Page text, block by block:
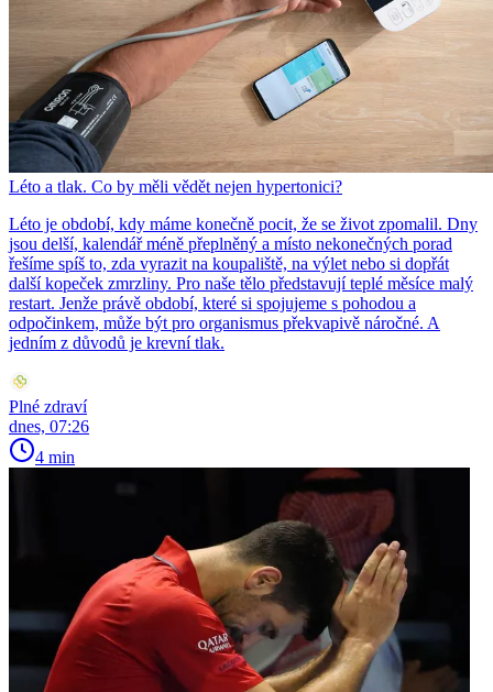
Léto a tlak. Co by měli vědět nejen hypertonici?
Léto je období, kdy máme konečně pocit, že se život zpomalil. Dny
jsou delší, kalendář méně přeplněný a místo nekonečných porad
řešíme spíš to, zda vyrazit na koupaliště, na výlet nebo si dopřát
další kopeček zmrzliny. Pro naše tělo představují teplé měsíce malý
restart. Jenže právě období, které si spojujeme s pohodou a
odpočinkem, může být pro organismus překvapivě náročné. A
jedním z důvodů je krevní tlak.
Plné zdraví
dnes, 07:26
4 min